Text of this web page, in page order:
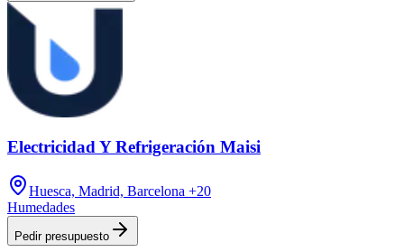
Electricidad Y Refrigeración Maisi
Huesca, Madrid, Barcelona +20
Humedades
Pedir presupuesto